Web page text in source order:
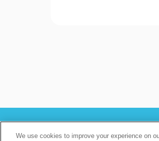
We use cookies to improve your experience on